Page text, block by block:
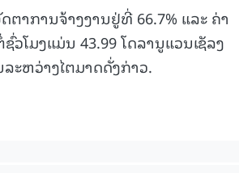
ຕາການຈ້າງງານຢູ່ທີ່ 66.7% ແລະ ຄ່າ
ວໂມງແມ່ນ 43.99 ໂດລານູແວນເຊັລງ
ລະຫວ່າງໄຕມາດດັ່ງກ່າວ.